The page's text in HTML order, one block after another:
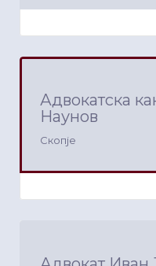
Адвокатска
Наунов
Скопје